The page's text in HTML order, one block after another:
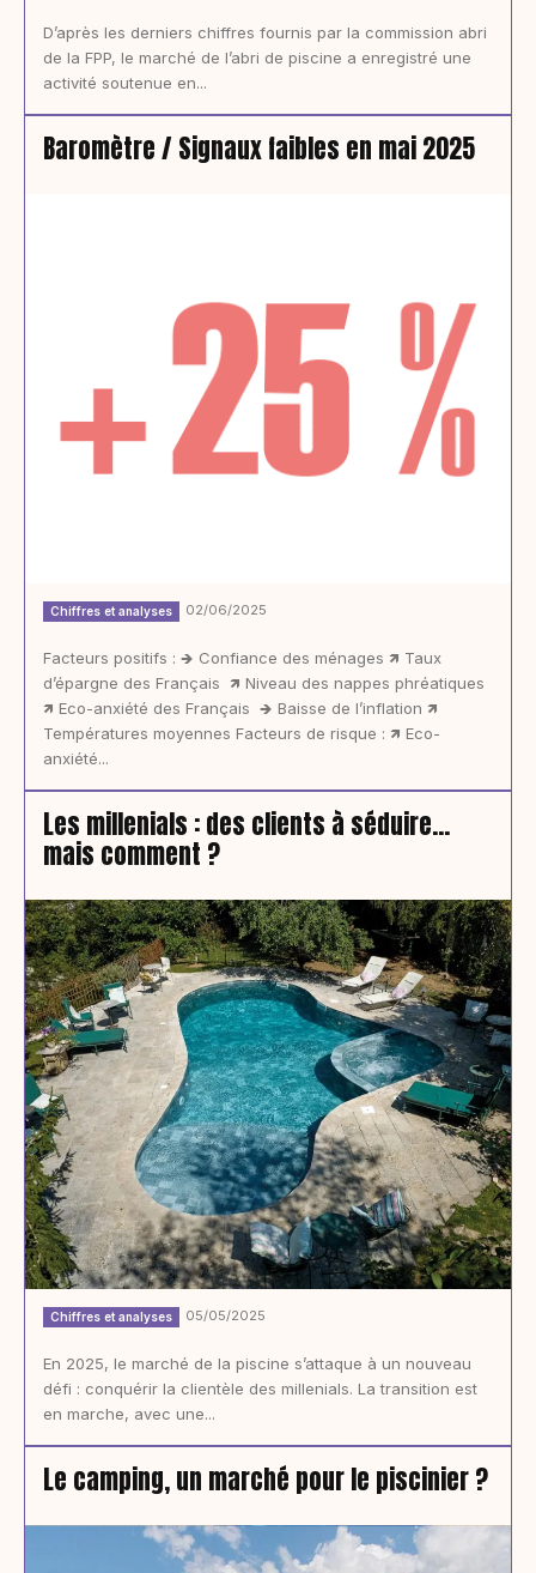
D’après les derniers chiffres fournis par la commission abri
de la FPP, le marché de l’abri de piscine a enregistré une
activité soutenue en...
Baromètre / Signaux faibles en mai 2025
Chiffres et analyses 02/06/2025
Facteurs positifs : 🡺 Confiance des ménages 🡽 Taux
d’épargne des Français 🡽 Niveau des nappes phréatiques
🡽 Eco-anxiété des Français 🡺 Baisse de l’inflation 🡽
Températures moyennes Facteurs de risque : 🡽 Eco-
anxiété...
Les millenials : des clients à séduire…
mais comment ?
Chiffres et analyses 05/05/2025
En 2025, le marché de la piscine s’attaque à un nouveau
défi : conquérir la clientèle des millenials. La transition est
en marche, avec une...
Le camping, un marché pour le piscinier ?